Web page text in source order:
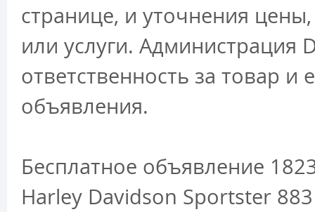
странице, и уточнения
или услуги. Администрация
ответственность за товар и
объявления.
Бесплатное объявление
Harley Davidson Sportster